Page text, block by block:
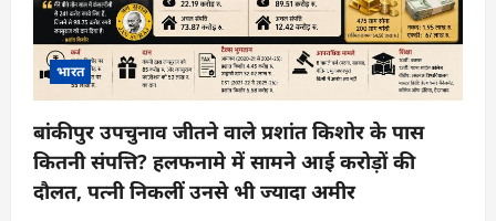
भारत
बांकीपुर उपचुनाव जीतने वाले प्रशांत किशोर के पास
कितनी संपत्ति? हलफनामे में सामने आई करोड़ों की
दौलत, पत्नी निकलीं उनसे भी ज्यादा अमीर